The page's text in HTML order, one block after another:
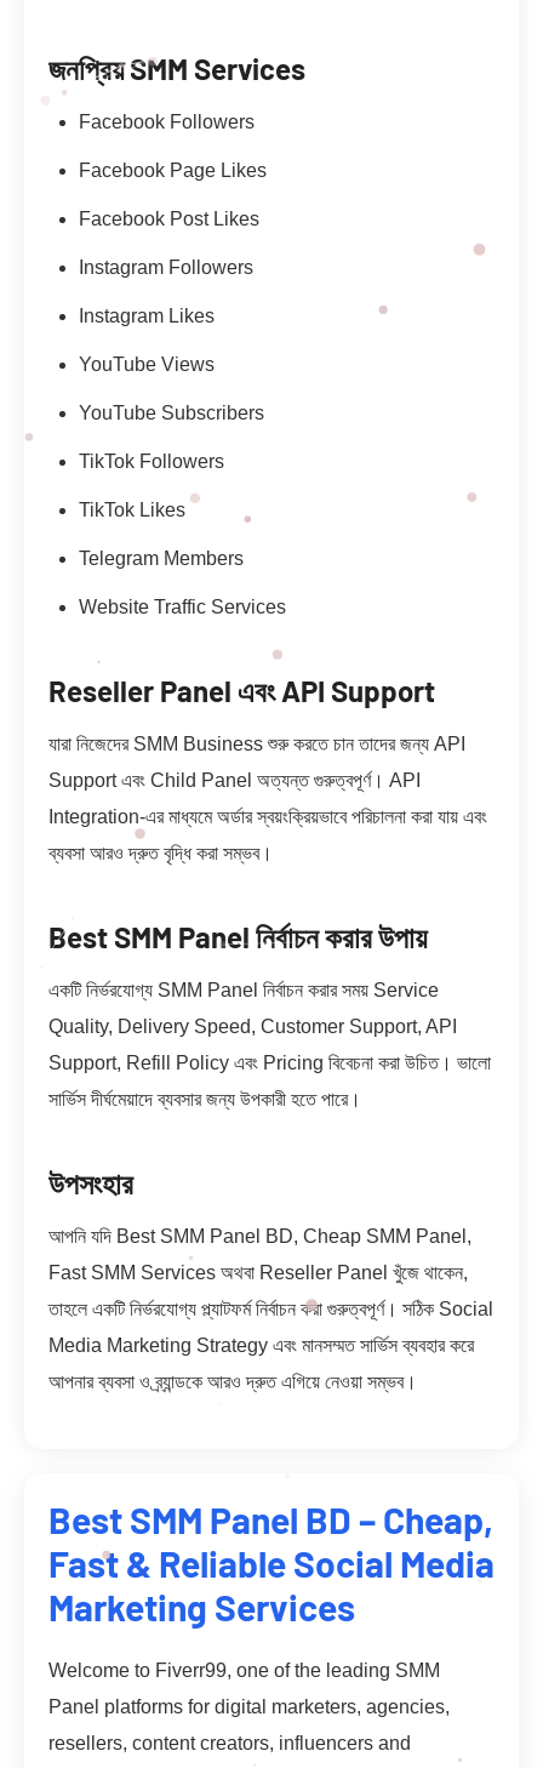
জনপ্রিয় SMM Services
Facebook Followers
Facebook Page Likes
Facebook Post Likes
Instagram Followers
Instagram Likes
YouTube Views
YouTube Subscribers
TikTok Followers
TikTok Likes
Telegram Members
Website Traffic Services
Reseller Panel এবং API Support
যারা নিজেদের SMM Business শুরু করতে চান তাদের জন্য API
Support এবং Child Panel অত্যন্ত গুরুত্বপূর্ণ। API
Integration-এর মাধ্যমে অর্ডার স্বয়ংক্রিয়ভাবে পরিচালনা করা যায় এবং
ব্যবসা আরও দ্রুত বৃদ্ধি করা সম্ভব।
Best SMM Panel নির্বাচন করার উপায়
একটি নির্ভরযোগ্য SMM Panel নির্বাচন করার সময় Service
Quality, Delivery Speed, Customer Support, API
Support, Refill Policy এবং Pricing বিবেচনা করা উচিত। ভালো
সার্ভিস দীর্ঘমেয়াদে ব্যবসার জন্য উপকারী হতে পারে।
উপসংহার
আপনি যদি Best SMM Panel BD, Cheap SMM Panel,
Fast SMM Services অথবা Reseller Panel খুঁজে থাকেন,
তাহলে একটি নির্ভরযোগ্য প্ল্যাটফর্ম নির্বাচন করা গুরুত্বপূর্ণ। সঠিক Social
Media Marketing Strategy এবং মানসম্মত সার্ভিস ব্যবহার করে
আপনার ব্যবসা ও ব্র্যান্ডকে আরও দ্রুত এগিয়ে নেওয়া সম্ভব।
Best SMM Panel BD – Cheap,
Fast & Reliable Social Media
Marketing Services
Welcome to Fiverr99, one of the leading SMM
Panel platforms for digital marketers, agencies,
resellers, content creators, influencers and